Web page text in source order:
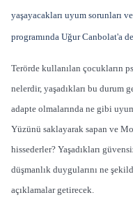
yaşayacakları uyum sorunları
programında Uğur Canbolat'a
Terörde kullanılan çocukların
nelerdir, yaşadıkları bu durum
adapte olmalarında ne gibi
Yüzünü saklayarak sapan ve
hissederler? Yaşadıkları
düşmanlık duygularını ne
açıklamalar getirecek.